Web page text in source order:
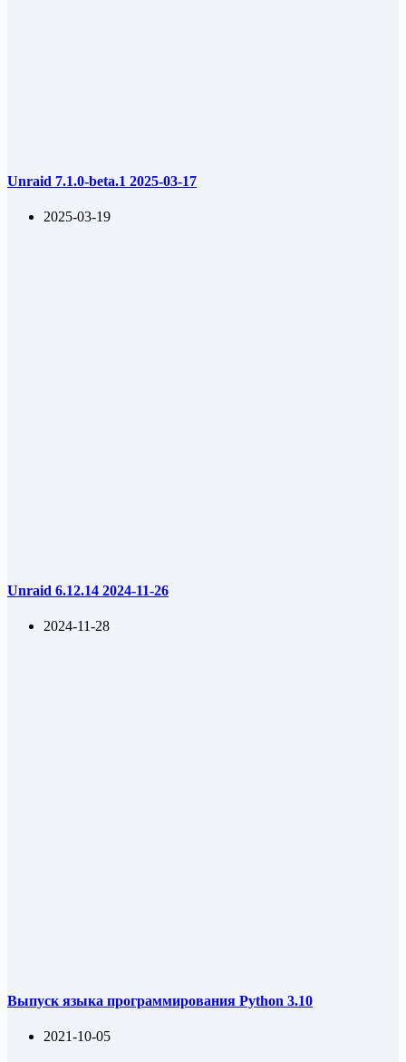
Unraid 7.1.0-beta.1 2025-03-17
2025-03-19
Unraid 6.12.14 2024-11-26
2024-11-28
Выпуск языка программирования Python 3.10
2021-10-05